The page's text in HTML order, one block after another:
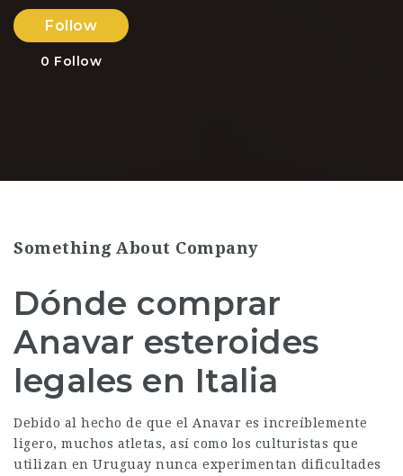
Follow
0 Follow
Something About Company
Dónde comprar
Anavar esteroides
legales en Italia
Debido al hecho de que el Anavar es increíblemente
ligero, muchos atletas, así como los culturistas que
utilizan en Uruguay nunca experimentan dificultades